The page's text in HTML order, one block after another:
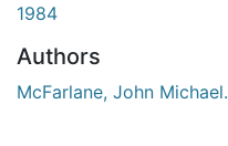
1984
Authors
McFarlane, John Michael.